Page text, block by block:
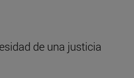
de una justicia